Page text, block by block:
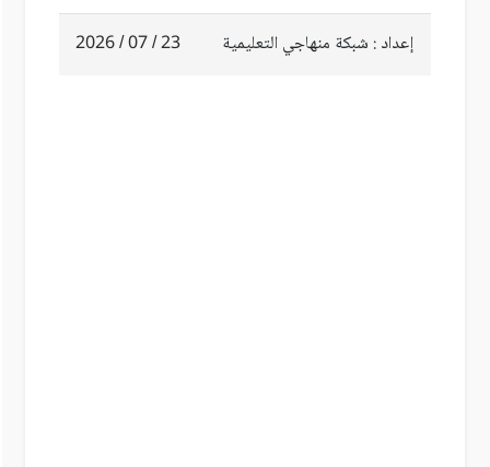
إعداد : شبكة منهاجي التعليمية 23 / 07 / 2026